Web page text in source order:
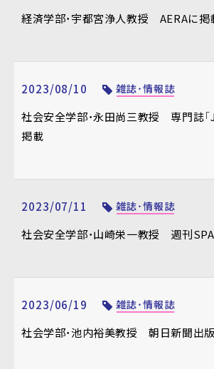
経済学部・宇都宮浄人教授 AERAに掲
2023/08/10 雑誌・情報誌
社会安全学部・永田尚三教授 専門誌「
掲載
2023/07/11 雑誌・情報誌
社会安全学部・山崎栄一教授 週刊
2023/06/19 雑誌・情報誌
社会学部・池内裕美教授 朝日新聞出版